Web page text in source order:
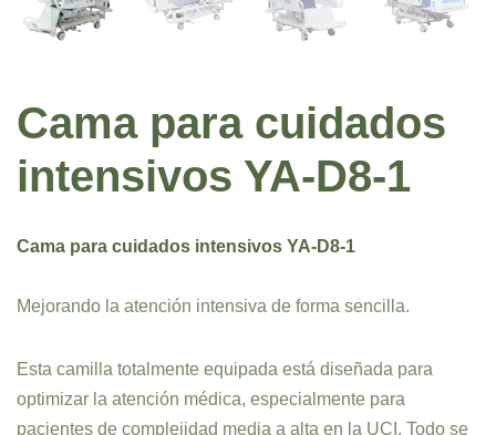
Cama para cuidados
intensivos YA-D8-1
Cama para cuidados intensivos YA-D8-1
Mejorando la atención intensiva de forma sencilla.
Esta camilla totalmente equipada está diseñada para
optimizar la atención médica, especialmente para
pacientes de complejidad media a alta en la UCI. Todo se